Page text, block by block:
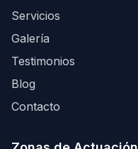
Servicios
Galería
Testimonios
Blog
Contacto